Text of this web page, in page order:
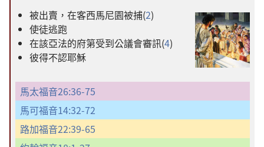
被出賣，在客西馬尼園被捕(2)
使徒逃跑
在該亞法的府第受到公議會審訊(4)
彼得不認耶穌
馬太福音26:36-75
馬可福音14:32-72
路加福音22:39-65